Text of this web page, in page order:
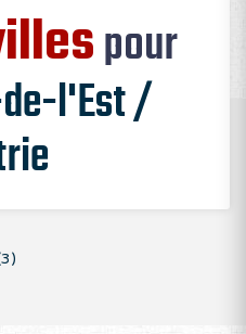
pour
l'Est /